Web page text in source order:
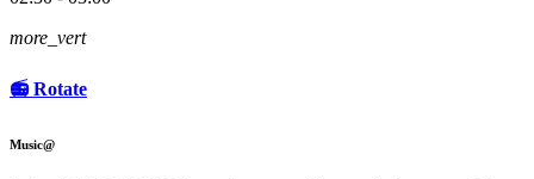
more_vert
📻 Rotate
Music@